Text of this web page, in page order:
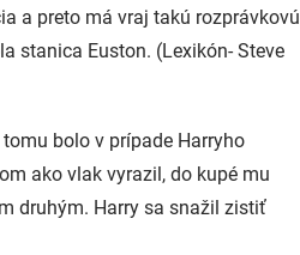
a preto má vraj takú rozprávkovú
stanica Euston. (Lexikón- Steve
bolo v prípade Harryho
ako vlak vyrazil, do kupé mu
druhým. Harry sa snažil zistiť